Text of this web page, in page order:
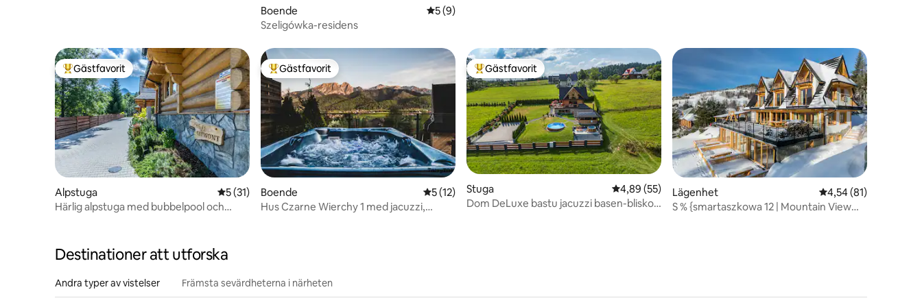
Boende 5 av 5 i genomsnittligt betyg, 9 omdömen
5 (9)
Szeligówka-residens
Populär gästfavorit
Gästfavorit
Alpstuga 5 av 5 i genomsnittligt betyg, 31 omdömen
5 (31)
Härlig alpstuga med bubbelpool och
Populär gästfavorit
Gästfavorit
Boende 5 av 5 i genomsnittligt betyg, 12 omdömen
5 (12)
Hus Czarne Wierchy 1 med jacuzzi,
Populär gästfavorit
Gästfavorit
Stuga 4,89 av 5 i genomsnittligt betyg, 55 omdömen
4,89 (55)
Dom DeLuxe bastu jacuzzi basen-blisko
Lägenhet 4,54 av 5 i
4,54 (81)
S % {smartaszkowa 12 | Mountain View
Destinationer att utforska
Andra typer av vistelser Främsta sevärdheterna i närheten